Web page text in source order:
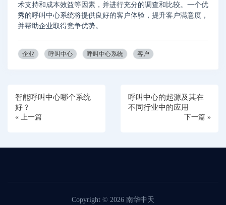
术支持和成本效益等因素，并进行充分的调查和比较。一个优
秀的呼叫中心系统将提供良好的客户体验，提升客户满意度，
并帮助企业取得竞争优势。
企业 呼叫中心 呼叫中心系统 客户
智能呼叫中心哪个系统
好？
« 上一篇
呼叫中心的起源及其在
不同行业中的应用
下一篇 »
Copyright © 2026 南华中天